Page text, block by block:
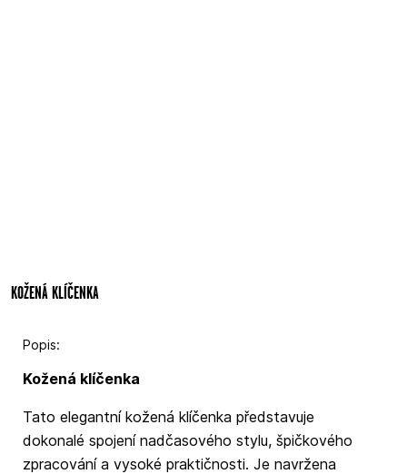
KOŽENÁ KLÍČENKA
Popis:
Kožená klíčenka
Tato elegantní kožená klíčenka představuje
dokonalé spojení nadčasového stylu, špičkového
zpracování a vysoké praktičnosti. Je navržena